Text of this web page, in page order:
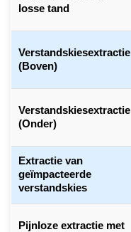
losse tand
Verstandskiesextractie
(Boven)
Verstandskiesextractie
(Onder)
Extractie van
geïmpacteerde
verstandskies
Pijnloze extractie met